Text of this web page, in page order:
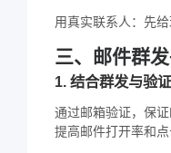
用真实联系人：先
三、邮件群
1. 结合群发与验
通过邮箱验证，保
提高邮件打开率和点